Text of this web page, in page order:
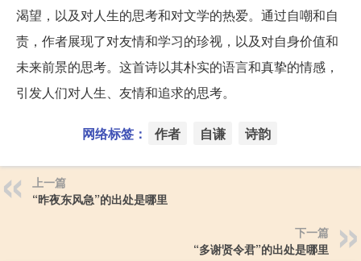
渴望，以及对人生的思考和对文学的热爱。通过自嘲和自
责，作者展现了对友情和学习的珍视，以及对自身价值和
未来前景的思考。这首诗以其朴实的语言和真挚的情感，
引发人们对人生、友情和追求的思考。
网络标签： 作者 自谦 诗韵
上一篇
“昨夜东风急”的出处是哪里
下一篇
“多谢贤令君”的出处是哪里